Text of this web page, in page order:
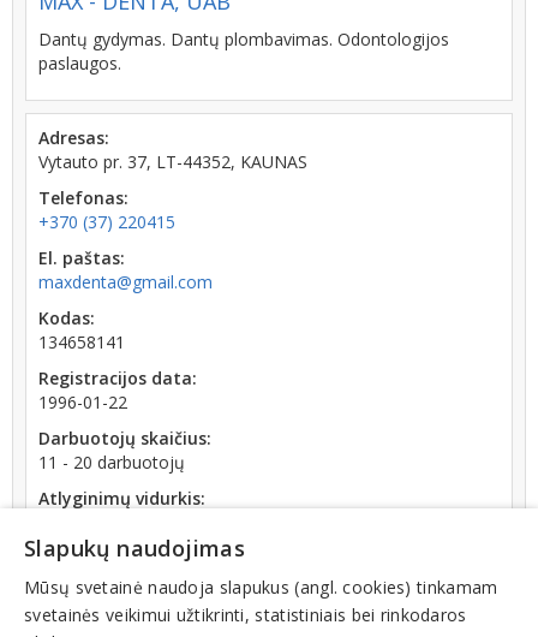
Dantų gydymas. Dantų plombavimas. Odontologijos
paslaugos.
Adresas:
Vytauto pr. 37, LT-44352, KAUNAS
Telefonas:
+370 (37) 220415
El. paštas:
maxdenta@gmail.com
Kodas:
134658141
Registracijos data:
1996-01-22
Darbuotojų skaičius:
11 - 20 darbuotojų
Atlyginimų vidurkis:
SoDra įmokų suma:
3 446,27 € (2026 m. 06 mėn.)
Apyvarta:
Slapukų naudojimas
Mūsų svetainė naudoja slapukus (angl. cookies) tinkamam
svetainės veikimui užtikrinti, statistiniais bei rinkodaros